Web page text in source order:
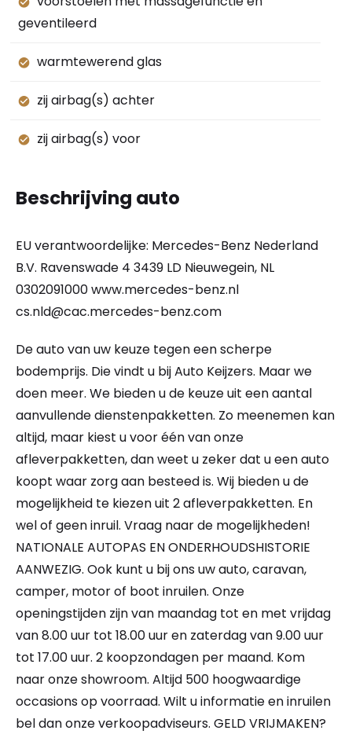
geventileerd
warmtewerend glas
zij airbag(s) achter
zij airbag(s) voor
Beschrijving auto
EU verantwoordelijke: Mercedes-Benz Nederland
B.V. Ravenswade 4 3439 LD Nieuwegein, NL
0302091000 www.mercedes-benz.nl
cs.nld@cac.mercedes-benz.com
De auto van uw keuze tegen een scherpe
bodemprijs. Die vindt u bij Auto Keijzers. Maar we
doen meer. We bieden u de keuze uit een aantal
aanvullende dienstenpakketten. Zo meenemen kan
altijd, maar kiest u voor één van onze
afleverpakketten, dan weet u zeker dat u een auto
koopt waar zorg aan besteed is. Wij bieden u de
mogelijkheid te kiezen uit 2 afleverpakketten. En
wel of geen inruil. Vraag naar de mogelijkheden!
NATIONALE AUTOPAS EN ONDERHOUDSHISTORIE
AANWEZIG. Ook kunt u bij ons uw auto, caravan,
camper, motor of boot inruilen. Onze
openingstijden zijn van maandag tot en met vrijdag
van 8.00 uur tot 18.00 uur en zaterdag van 9.00 uur
tot 17.00 uur. 2 koopzondagen per maand. Kom
naar onze showroom. Altijd 500 hoogwaardige
occasions op voorraad. Wilt u informatie en inruilen
bel dan onze verkoopadviseurs. GELD VRIJMAKEN?